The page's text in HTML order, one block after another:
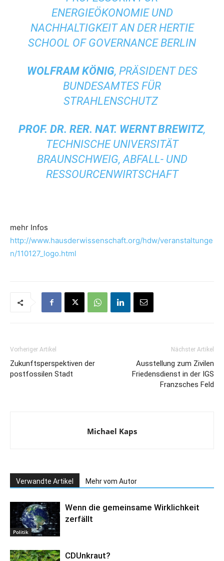
ENERGIEÖKONOMIE UND
NACHHALTIGKEIT AN DER HERTIE
SCHOOL OF GOVERNANCE BERLIN
WOLFRAM KÖNIG, PRÄSIDENT DES
BUNDESAMTES FÜR
STRAHLENSCHUTZ
PROF. DR. RER. NAT. WERNT BREWITZ,
TECHNISCHE UNIVERSITÄT
BRAUNSCHWEIG, ABFALL- UND
RESSOURCENWIRTSCHAFT
mehr Infos
http://www.hausderwissenschaft.org/hdw/veranstaltunge
n/110127_logo.html
Vorheriger Artikel
Zukunftsperspektiven der
postfossilen Stadt
Nächster Artikel
Ausstellung zum Zivilen
Friedensdienst in der IGS
Franzsches Feld
Michael Kaps
Verwandte Artikel Mehr vom Autor
Politik
Wenn die gemeinsame Wirklichkeit
zerfällt
CDUnkraut?